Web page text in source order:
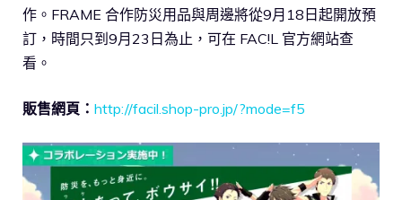
作。FRAME 合作防災用品與周邊將從9月18日起開放預
訂，時間只到9月23日為止，可在 FAC!L 官方網站查
看。
販售網頁： http://facil.shop-pro.jp/?mode=f5